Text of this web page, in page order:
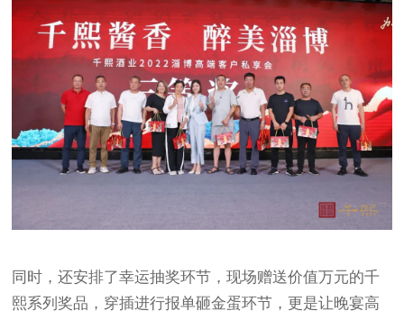
同时，还安排了幸运抽奖环节，现场赠送价值万元的千
熙系列奖品，穿插进行报单砸金蛋环节，更是让晚宴高